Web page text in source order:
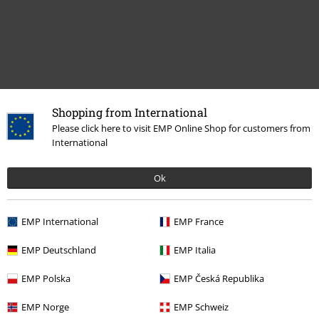
Shopping from International
Please click here to visit EMP Online Shop for customers from
International
Ok
EMP International EMP France
EMP Deutschland EMP Italia
EMP Polska EMP Česká Republika
EMP Norge EMP Schweiz
Plus de catégories. Plus d'options.
Vestes d'hiver